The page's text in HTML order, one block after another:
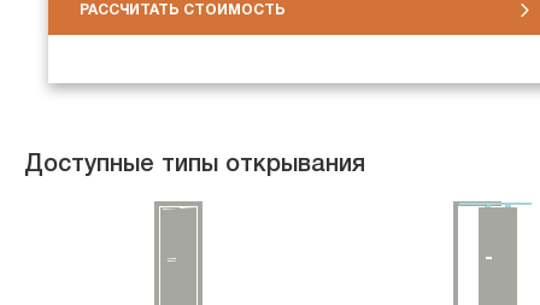
РАССЧИТАТЬ СТОИМОСТЬ
Доступные типы открывания